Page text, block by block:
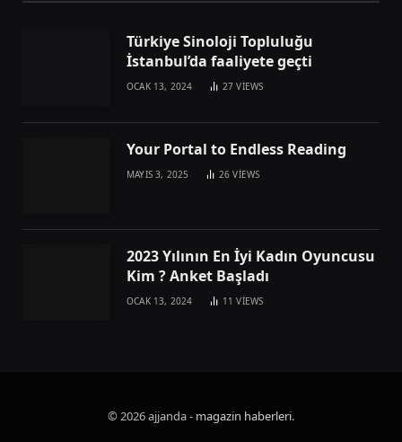
Türkiye Sinoloji Topluluğu
İstanbul’da faaliyete geçti
OCAK 13, 2024 27VIEWS
Your Portal to Endless Reading
MAYIS 3, 2025 26VIEWS
2023 Yılının En İyi Kadın Oyuncusu
Kim ? Anket Başladı
OCAK 13, 2024 11VIEWS
© 2026 ajjanda - magazin haberleri.